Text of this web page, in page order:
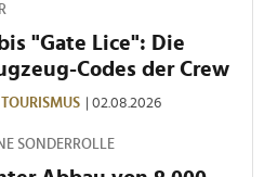
"Gate Lice": Die
Codes der Crew
TOURISMUS | 02.08.2026
SONDERROLLE